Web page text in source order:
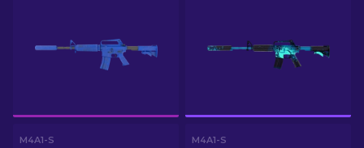
M4A1-S M4A1-S